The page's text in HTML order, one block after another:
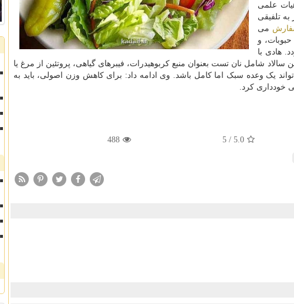
علمی
به تلفیقی
می
حبوبات، و
هادی با
سالاد شامل نان تست بعنوان منبع کربوهیدرات، فیبرهای گیاهی، پروتئین از مرغ یا
یک وعده سبک اما کامل باشد. وی ادامه داد: برای کاهش وزن اصولی، باید به
خودداری کرد.
5.0
/
5
488